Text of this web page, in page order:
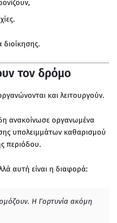
διοίκησης.
τον δρόμο
και λειτουργούν.
ανακοίνωσε οργανωμένα
υπολειμμάτων καθαρισμού
περιόδου.
αυτή είναι η διαφορά:
Η Γορτυνία ακόμη